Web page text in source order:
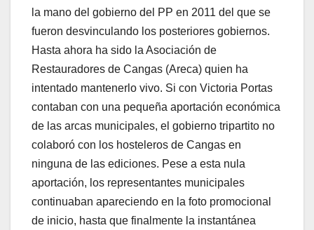
la mano del gobierno del PP en 2011 del que se
fueron desvinculando los posteriores gobiernos.
Hasta ahora ha sido la Asociación de
Restauradores de Cangas (Areca) quien ha
intentado mantenerlo vivo. Si con Victoria Portas
contaban con una pequeña aportación económica
de las arcas municipales, el gobierno tripartito no
colaboró con los hosteleros de Cangas en
ninguna de las ediciones. Pese a esta nula
aportación, los representantes municipales
continuaban apareciendo en la foto promocional
de inicio, hasta que finalmente la instantánea